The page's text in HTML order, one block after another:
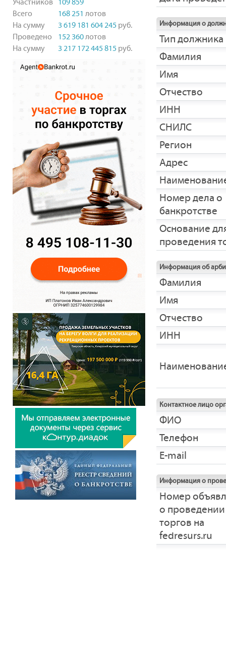
Всего
168 251 лотов
На сумму
3 619 181 604 245 руб.
Проведено
152 360лотов
На сумму
3 217 172 445 815 руб.
Информация о
Тип должника
Фамилия
Имя
Отчество
ИНН
СНИЛС
Регион
Адрес
Номер дела о
банкротстве
Основание
проведения
Информация об
Фамилия
Имя
Отчество
ИНН
Контактное лицо
ФИО
Телефон
E-mail
Информация о
Номер
о проведении
торгов на
fedresurs.ru